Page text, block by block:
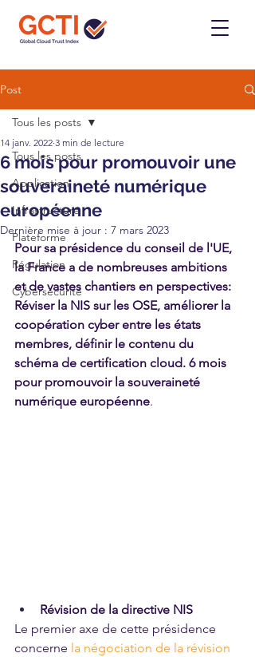
Post
Tous les posts
Application
Infrastructure
Plateforme
Régulation
Cybersécurité
Tous les posts
6 mois pour promouvoir une
souveraineté numérique
européenne
14 janv. 2022 3 min de lecture
Dernière mise à jour : 7 mars 2023
Pour sa présidence du conseil de l'UE,
la France a de nombreuses ambitions
et de vastes chantiers en perspectives:
Réviser la NIS sur les OSE, améliorer la
coopération cyber entre les états
membres, définir le contenu du
schéma de certification cloud. 6 mois
pour promouvoir la souveraineté
numérique européenne.
Révision de la directive NIS
Le premier axe de cette présidence
concerne la négociation de la révision